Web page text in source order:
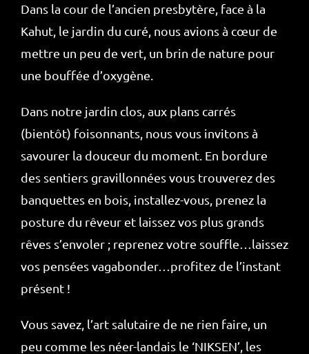
Dans la cour de l’ancien presbytère, face à la
Kahut, le jardin du curé, nous avions à cœur de
mettre un peu de vert, un brin de nature pour
une bouffée d’oxygène.
Dans notre jardin clos, aux plans carrés
(bientôt) foisonnants, nous vous invitons à
savourer la douceur du moment. En bordure
des sentiers gravillonnées vous trouverez des
banquettes en bois, installez-vous, prenez la
posture du rêveur et laissez vos plus grands
rêves s’envoler ; reprenez votre souffle…laissez
vos pensées vagabonder…profitez de l’instant
présent !
Vous savez, l’art salutaire de ne rien faire, un
peu comme les néer-landais le ‘NIKSEN’, les